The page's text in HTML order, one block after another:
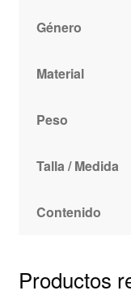
Género
Material
Peso
Talla / Medida
Contenido
Productos